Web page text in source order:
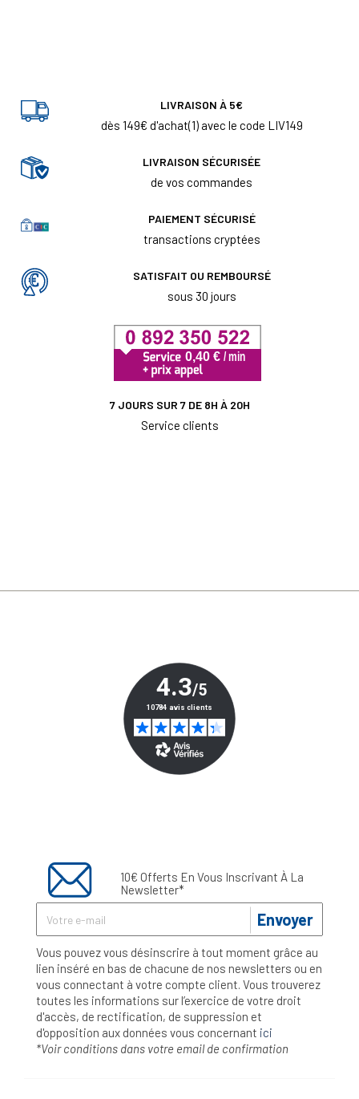
LIVRAISON À 5€
dès 149€ d'achat(1) avec le code LIV149
LIVRAISON SÉCURISÉE
de vos commandes
PAIEMENT SÉCURISÉ
transactions cryptées
SATISFAIT OU REMBOURSÉ
sous 30 jours
7 JOURS SUR 7 DE 8H À 20H
Service clients
10€ Offerts En Vous Inscrivant À La
Newsletter*
Envoyer
Vous pouvez vous désinscrire à tout moment grâce au
lien inséré en bas de chacune de nos newsletters ou en
vous connectant à votre compte client. Vous trouverez
toutes les informations sur l’exercice de votre droit
d'accès, de rectification, de suppression et
d'opposition aux données vous concernant ici
*Voir conditions dans votre email de confirmation